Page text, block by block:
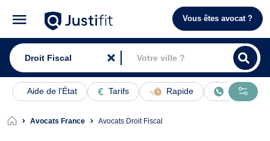
Vous êtes avocat ?
Aide de l'État Tarifs Rapide En ligne
Avocats France Avocats Droit Fiscal